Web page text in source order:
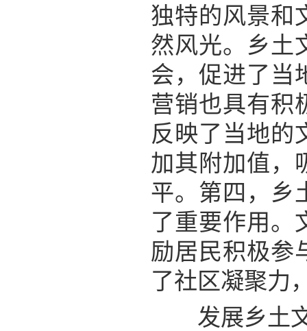
独特的风景和
然风光。乡土
会，促进了当
营销也具有积
反映了当地的
加其附加值，
平。第四，乡
了重要作用。
励居民积极参
了社区凝聚力
发展乡土文